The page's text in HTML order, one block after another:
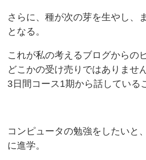
さらに、種が次の芽を生やし、
となる。
これが私の考えるブログからの
どこかの受け売りではありません
3日間コース1期から話している
コンピュータの勉強をしたいと
に進学。